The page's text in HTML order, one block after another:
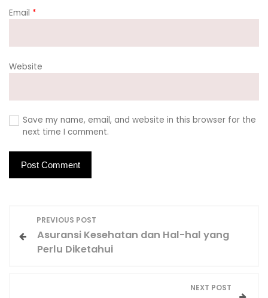
Email *
Website
Save my name, email, and website in this browser for the
next time I comment.
PREVIOUS POST
Asuransi Kesehatan dan Hal-hal yang
Perlu Diketahui
NEXT POST